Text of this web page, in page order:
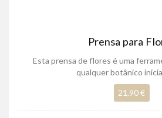
Prensa para
Esta prensa de flores é uma
qualquer botânico
21,90 €